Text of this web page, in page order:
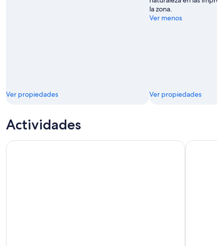
Ver propiedades
la zona.
Ver menos
Ver propiedades
Actividades
Ciudad del Cabo : Lion's Head Hike Sunrise café/té oCiudad